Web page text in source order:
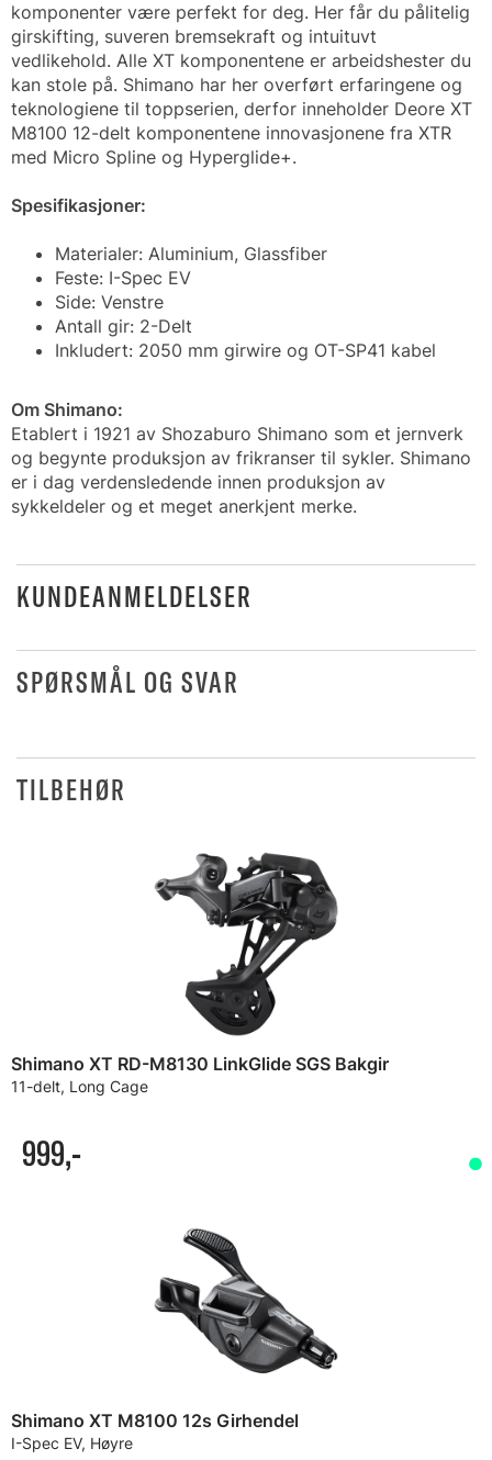
komponenter være perfekt for deg. Her får du pålitelig
girskifting, suveren bremsekraft og intuituvt
vedlikehold. Alle XT komponentene er arbeidshester du
kan stole på. Shimano har her overført erfaringene og
teknologiene til toppserien, derfor inneholder Deore XT
M8100 12-delt komponentene innovasjonene fra XTR
med Micro Spline og Hyperglide+.
Spesifikasjoner:
Materialer: Aluminium, Glassfiber
Feste: I-Spec EV
Side: Venstre
Antall gir: 2-Delt
Inkludert: 2050 mm girwire og OT-SP41 kabel
Om Shimano:
Etablert i 1921 av Shozaburo Shimano som et jernverk
og begynte produksjon av frikranser til sykler. Shimano
er i dag verdensledende innen produksjon av
sykkeldeler og et meget anerkjent merke.
KUNDEANMELDELSER
SPØRSMÅL OG SVAR
TILBEHØR
Shimano XT RD-M8130 LinkGlide SGS Bakgir
11-delt, Long Cage
999,-
Shimano XT M8100 12s Girhendel
I-Spec EV, Høyre